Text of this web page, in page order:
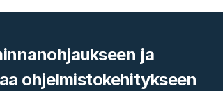
ja
ohjelmistokehitykseen